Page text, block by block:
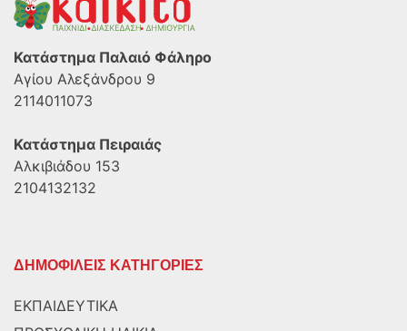
Κατάστημα Παλαιό Φάληρο
Αγίου Αλεξάνδρου 9
2114011073
Κατάστημα Πειραιάς
Αλκιβιάδου 153
2104132132
ΔΗΜΟΦΙΛΕΙΣ ΚΑΤΗΓΟΡΙΕΣ
ΕΚΠΑΙΔΕΥΤΙΚΑ